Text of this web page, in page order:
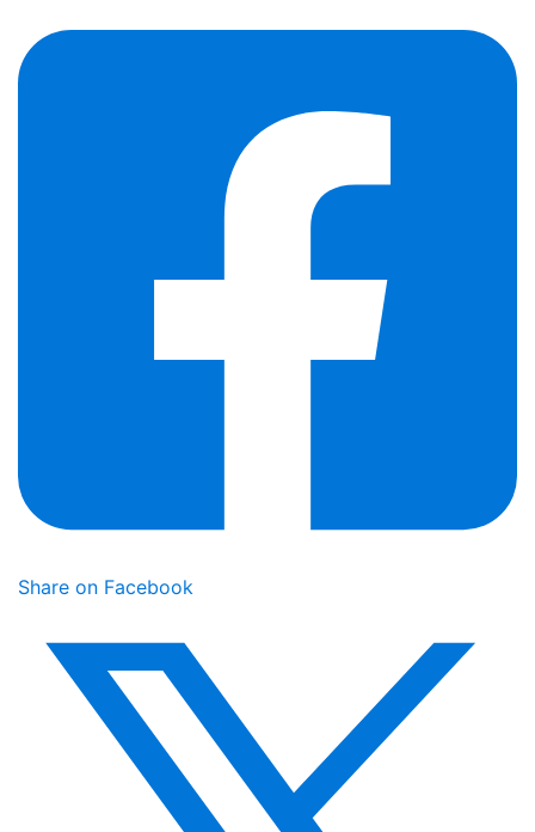
Share on Facebook